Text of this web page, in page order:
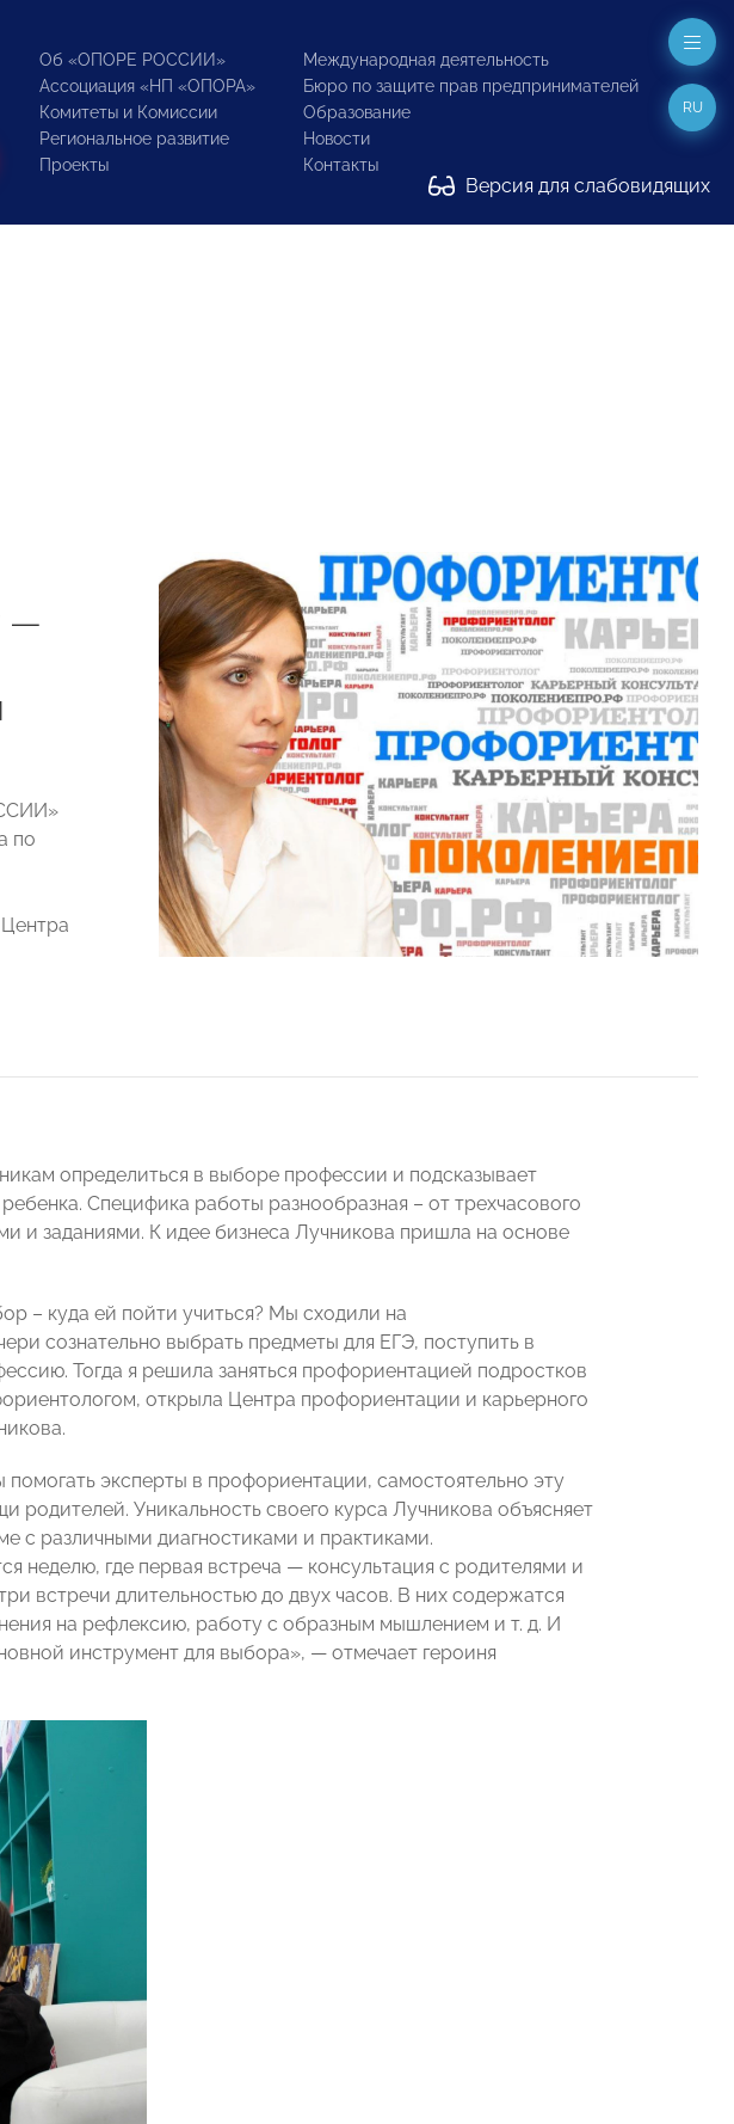
Об «ОПОРЕ РОССИИ»
Ассоциация «НП «ОПОРА»
Комитеты и Комиссии
Региональное развитие
Проекты
Международная деятельность
Бюро по защите прав предпринимателей
Образование
Новости
Контакты
Версия для слабовидящих
RU
—
по
определиться в выборе профессии и подсказывает
Специфика работы разнообразная – от трехчасового
и заданиями. К идее бизнеса Лучникова пришла на основе
– куда ей пойти учиться? Мы сходили на
сознательно выбрать предметы для ЕГЭ, поступить в
Тогда я решила заняться профориентацией подростков
открыла Центра профориентации и карьерного
эксперты в профориентации, самостоятельно эту
Уникальность своего курса Лучникова объясняет
с различными диагностиками и практиками.
неделю, где первая встреча — консультация с родителями и
встречи длительностью до двух часов. В них содержатся
на рефлексию, работу с образным мышлением и т. д. И
инструмент для выбора», — отмечает героиня